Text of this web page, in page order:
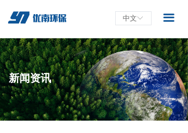
끀
ꀅ
中文
新闻资讯